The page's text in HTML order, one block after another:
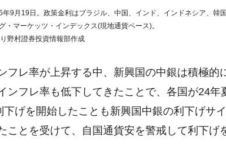
年9月19日。政策金利はブラジル、中国、インド、インドネシア、
マーケッツ・インデックス(現地通貨ベース)。
野村證券投資情報部作成
フレ率が上昇する中、新興国の中銀は積極的
ンフレ率も低下してきたことで、各国が24年
げを開始したことも新興国中銀の利下げサ
ことを受けて、自国通貨安を警戒して利下げ